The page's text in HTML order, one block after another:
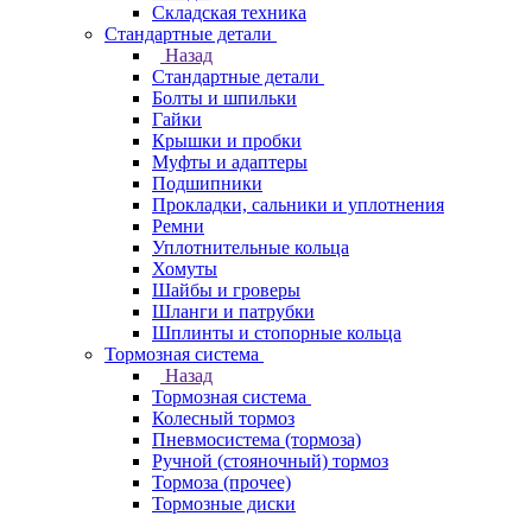
Складская техника
Стандартные детали
Назад
Стандартные детали
Болты и шпильки
Гайки
Крышки и пробки
Муфты и адаптеры
Подшипники
Прокладки, сальники и уплотнения
Ремни
Уплотнительные кольца
Хомуты
Шайбы и гроверы
Шланги и патрубки
Шплинты и стопорные кольца
Тормозная система
Назад
Тормозная система
Колесный тормоз
Пневмосиcтема (тормоза)
Ручной (стояночный) тормоз
Тормоза (прочее)
Тормозные диски